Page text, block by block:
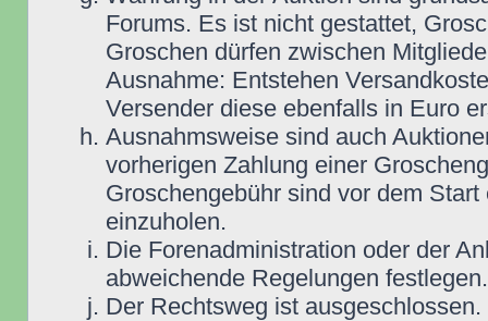
Forums. Es ist nicht gestattet,
Groschen dürfen zwischen
Ausnahme: Entstehen
Versender diese ebenfalls in Euro
Ausnahmsweise sind auch
vorherigen Zahlung einer
Groschengebühr sind vor dem
einzuholen.
Die Forenadministration oder der
abweichende Regelungen festlegen.
Der Rechtsweg ist ausgeschlossen.